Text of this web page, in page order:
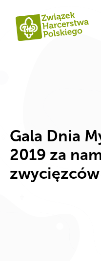
Gala Dnia
2019 za
zwycięzców